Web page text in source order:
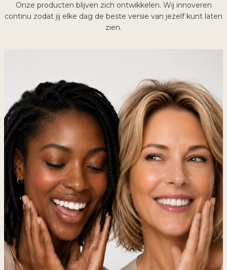
Onze producten blijven zich ontwikkelen. Wij innoveren
continu zodat jij elke dag de beste versie van jezelf kunt laten
zien.